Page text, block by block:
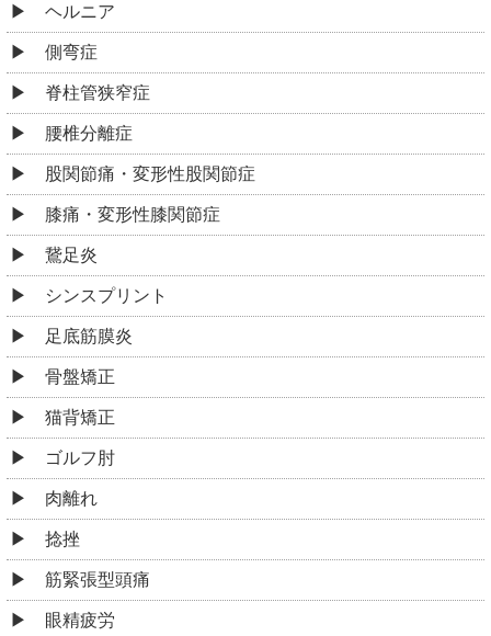
ヘルニア
側弯症
脊柱管狭窄症
腰椎分離症
股関節痛・変形性股関節症
膝痛・変形性膝関節症
鵞足炎
シンスプリント
足底筋膜炎
骨盤矯正
猫背矯正
ゴルフ肘
肉離れ
捻挫
筋緊張型頭痛
眼精疲労